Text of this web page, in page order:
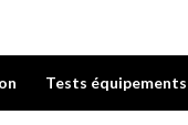
Tests équipements